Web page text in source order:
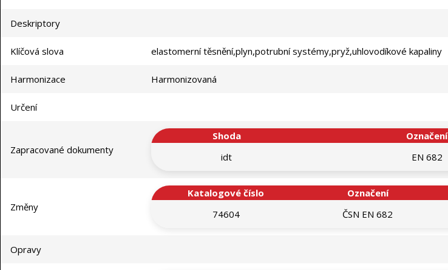
Deskriptory
Klíčová slova elastomerní těsnění,plyn,potrubní systémy,pryž,uhlovodíkové kapaliny
Harmonizace Harmonizovaná
Určení
Zapracované dokumenty
Shoda Označení
idt
EN 682
Změny
Katalogové číslo Označení
74604
ČSN EN 682
Opravy